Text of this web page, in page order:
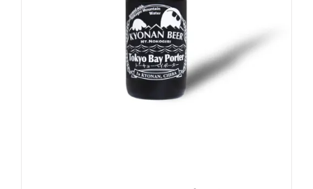
お買い物カゴに追加
詳細